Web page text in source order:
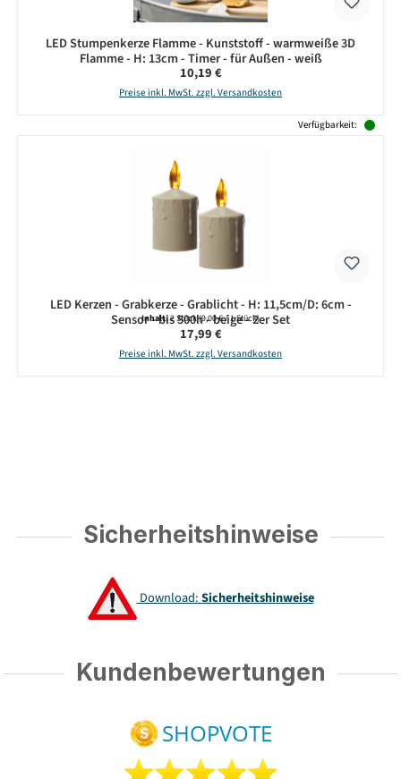
LED Stumpenkerze Flamme - Kunststoff - warmweiße 3D
Flamme - H: 13cm - Timer - für Außen - weiß
Regulärer Preis:
10,19 €
Preise inkl. MwSt. zzgl. Versandkosten
Verfügbarkeit:
LED Kerzen - Grabkerze - Grablicht - H: 11,5cm/D: 6cm -
Sensor - bis 500h - beige - 2er Set
Inhalt:2 Stück(9,00 € / 1 Stück)
Regulärer Preis:
17,99 €
Preise inkl. MwSt. zzgl. Versandkosten
Sicherheitshinweise
Download:Sicherheitshinweise
Kundenbewertungen